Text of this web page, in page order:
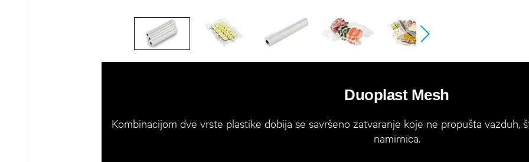
Duoplast Mesh
Kombinacijom dve vrste plastike dobija se savršeno zatvaranje koje ne propušta vazduh,
namirnica.